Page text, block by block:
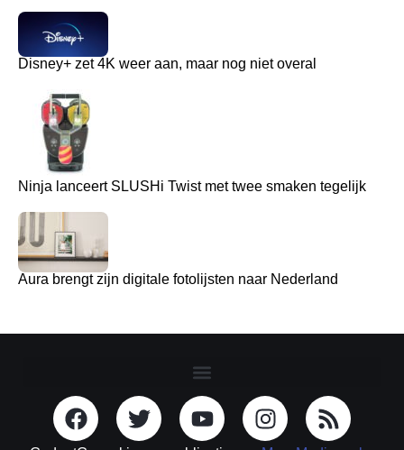
Disney+ zet 4K weer aan, maar nog niet overal
Ninja lanceert SLUSHi Twist met twee smaken tegelijk
Aura brengt zijn digitale fotolijsten naar Nederland